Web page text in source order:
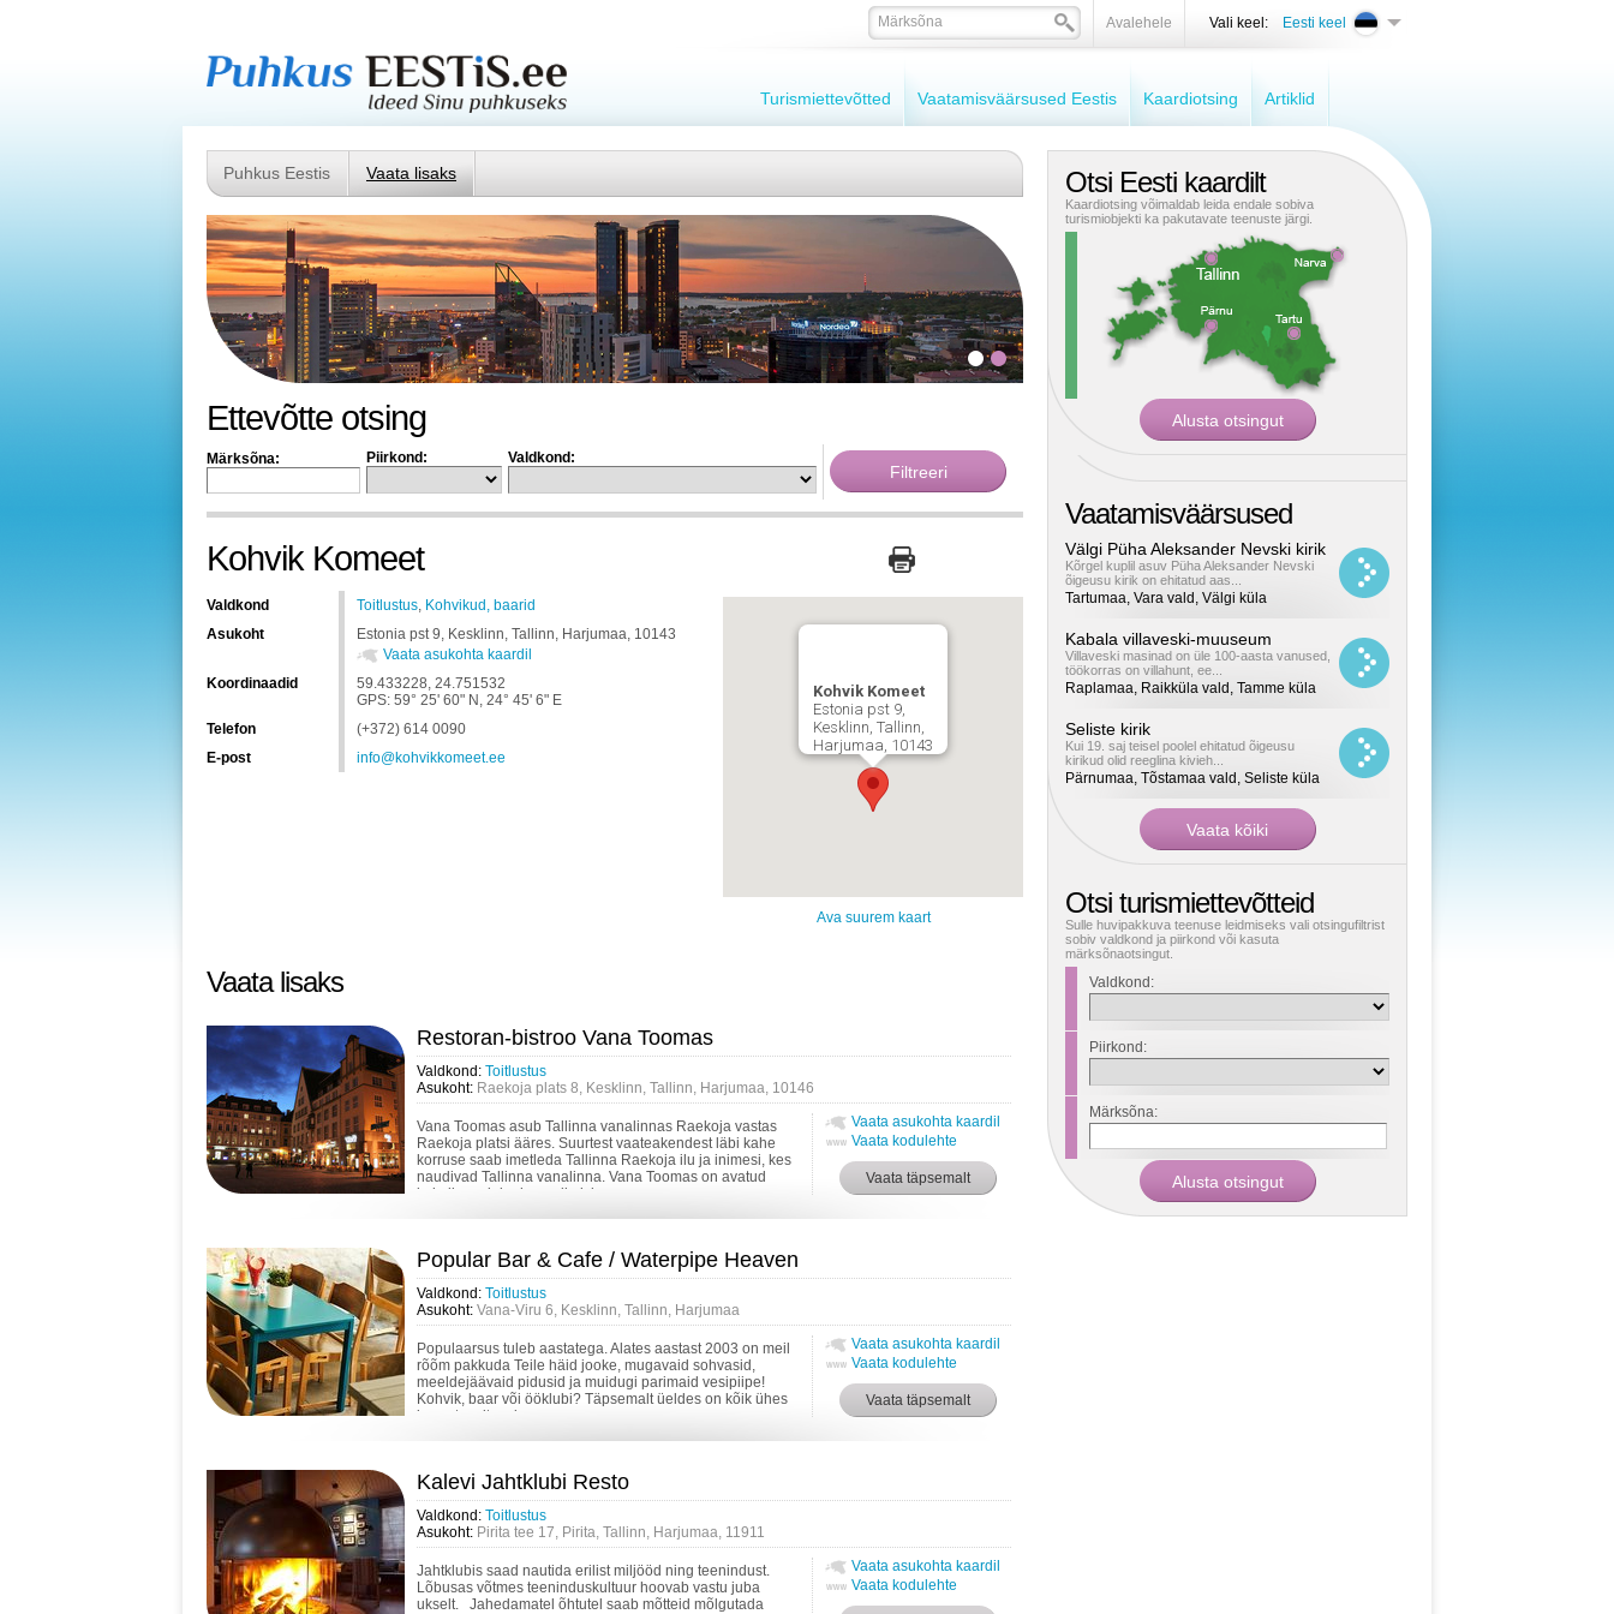
Avalehele Vali keel: Eesti keel
Turismiettevõtted Vaatamisväärsused Eestis Kaardiotsing Artiklid
Puhkus Eestis Vaata lisaks
Ettevõtte otsing
Märksõna: Piirkond: Valdkond:
Kohvik Komeet
Valdkond Toitlustus, Kohvikud, baarid
Asukoht
Estonia pst 9, Kesklinn, Tallinn, Harjumaa, 10143
Vaata asukohta kaardil
Koordinaadid
59.433228, 24.751532
GPS: 59° 25' 60" N, 24° 45' 6" E
Telefon
(+372) 614 0090
E-post
info@kohvikkomeet.ee
Kohvik Komeet
Estonia pst 9,
Kesklinn, Tallinn,
Harjumaa, 10143
Ava suurem kaart
Vaata lisaks
Restoran-bistroo Vana Toomas
Valdkond: Toitlustus
Asukoht: Raekoja plats 8, Kesklinn, Tallinn, Harjumaa, 10146
Vana Toomas asub Tallinna vanalinnas Raekoja vastas
Raekoja platsi ääres. Suurtest vaateakendest läbi kahe
korruse saab imetleda Tallinna Raekoja ilu ja inimesi, kes
naudivad Tallinna vanalinna. Vana Toomas on avatud
kohvikuna juba hommikul, kus ...
Vaata asukohta kaardil
Vaata kodulehte
Popular Bar & Cafe / Waterpipe Heaven
Valdkond: Toitlustus
Asukoht: Vana-Viru 6, Kesklinn, Tallinn, Harjumaa
Populaarsus tuleb aastatega. Alates aastast 2003 on meil
rõõm pakkuda Teile häid jooke, mugavaid sohvasid,
meeldejäävaid pidusid ja muidugi parimaid vesipiipe!
Kohvik, baar või ööklubi? Täpsemalt üeldes on kõik ühes
ja vastavalt meie s...
Vaata asukohta kaardil
Vaata kodulehte
Kalevi Jahtklubi Resto
Valdkond: Toitlustus
Asukoht: Pirita tee 17, Pirita, Tallinn, Harjumaa, 11911
Jahtklubis saad nautida erilist miljööd ning teenindust.
Lõbusas võtmes teeninduskultuur hoovab vastu juba
ukselt. Jahedamatel õhtutel saab mõtteid mõlgutada
Vaata asukohta kaardil
Vaata kodulehte
Otsi Eesti kaardilt
Kaardiotsing võimaldab leida endale sobiva
turismiobjekti ka pakutavate teenuste järgi.
Vaatamisväärsused
Välgi Püha Aleksander Nevski kirik
Kõrgel kuplil asuv Püha Aleksander Nevski
õigeusu kirik on ehitatud aas...
Tartumaa, Vara vald, Välgi küla
Kabala villaveski-muuseum
Villaveski masinad on üle 100-aasta vanused,
töökorras on villahunt, ee...
Raplamaa, Raikküla vald, Tamme küla
Seliste kirik
Kui 19. saj teisel poolel ehitatud õigeusu
kirikud olid reeglina kivieh...
Pärnumaa, Tõstamaa vald, Seliste küla
Otsi turismiettevõtteid
Sulle huvipakkuva teenuse leidmiseks vali otsingufiltrist
sobiv valdkond ja piirkond või kasuta
märksõnaotsingut.
Valdkond:
Piirkond:
Märksõna: